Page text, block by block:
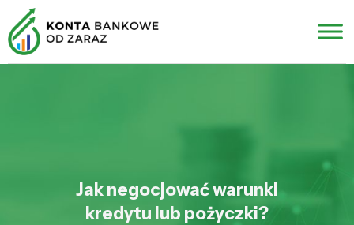
Jak negocjować warunki
kredytu lub pożyczki?